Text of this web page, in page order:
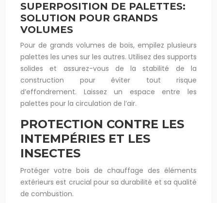
SUPERPOSITION DE PALETTES:
SOLUTION POUR GRANDS
VOLUMES
Pour de grands volumes de bois, empilez plusieurs
palettes les unes sur les autres. Utilisez des supports
solides et assurez-vous de la stabilité de la
construction pour éviter tout risque
d’effondrement. Laissez un espace entre les
palettes pour la circulation de l’air.
PROTECTION CONTRE LES
INTEMPÉRIES ET LES
INSECTES
Protéger votre bois de chauffage des éléments
extérieurs est crucial pour sa durabilité et sa qualité
de combustion.